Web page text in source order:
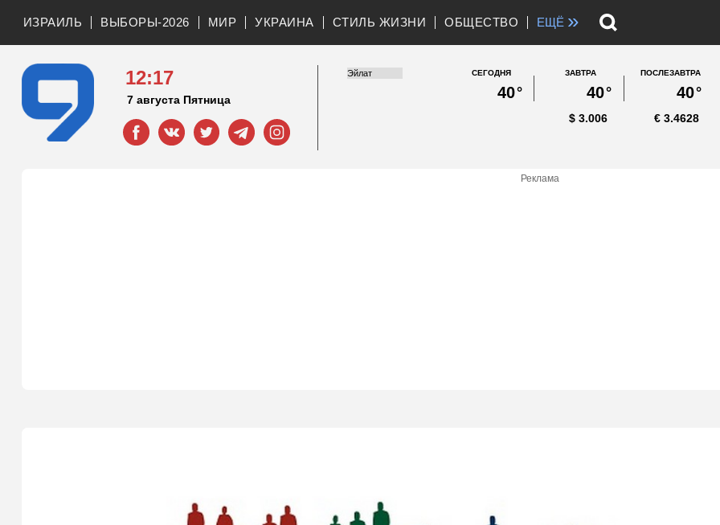
ИЗРАИЛЬ ВЫБОРЫ-2026 МИР УКРАИНА СТИЛЬ ЖИЗНИ ОБЩЕСТВО ЕЩЁ »
12:17
7 августа Пятница
СЕГОДНЯ
40°
ЗАВТРА
40°
ПОСЛЕЗАВТРА
40°
3.006
$ 3.4628
€
Реклама